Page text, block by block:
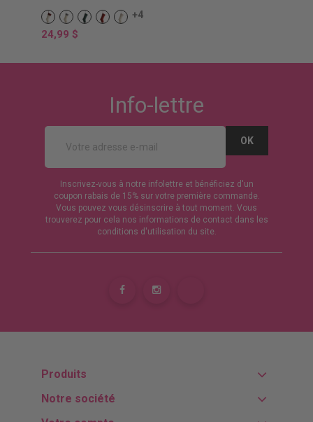
ROUGE
/
GRIS
/
VERTROUGECRÈME
+4
Prix
24,99 $
Info-lettre
Inscrivez-vous à notre infolettre et bénéficiez d'un
coupon rabais de 15% sur votre première commande.
Vous pouvez vous désinscrire à tout moment. Vous
trouverez pour cela nos informations de contact dans les
conditions d'utilisation du site.
Produits
Notre société